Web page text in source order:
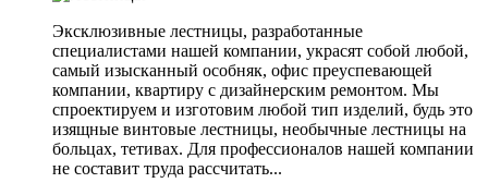
Эксклюзивные лестницы, разработанные
специалистами нашей компании, украсят собой любой,
самый изысканный особняк, офис преуспевающей
компании, квартиру с дизайнерским ремонтом. Мы
спроектируем и изготовим любой тип изделий, будь это
изящные винтовые лестницы, необычные лестницы на
больцах, тетивах. Для профессионалов нашей компании
не составит труда рассчитать...